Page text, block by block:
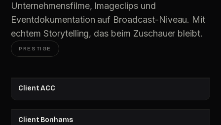
Unternehmensfilme, Imageclips und
Eventdokumentation auf Broadcast-Niveau. Mit
echtem Storytelling, das beim Zuschauer bleibt.
PRESTIGE
Client ACC
Client Bonhams